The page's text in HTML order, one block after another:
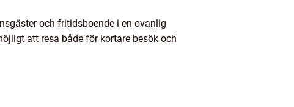
och fritidsboende i en ovanlig
att resa både för kortare besök och